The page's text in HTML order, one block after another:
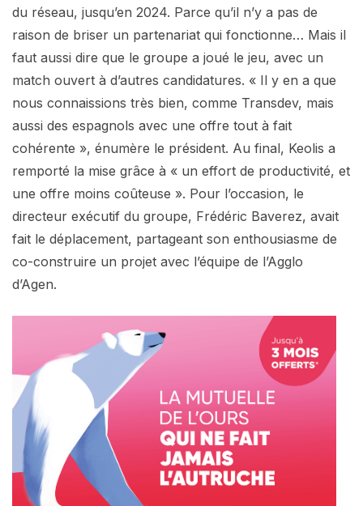
du réseau, jusqu’en 2024. Parce qu’il n’y a pas de
raison de briser un partenariat qui fonctionne… Mais il
faut aussi dire que le groupe a joué le jeu, avec un
match ouvert à d’autres candidatures. « Il y en a que
nous connaissions très bien, comme Transdev, mais
aussi des espagnols avec une offre tout à fait
cohérente », énumère le président. Au final, Keolis a
remporté la mise grâce à « un effort de productivité, et
une offre moins coûteuse ». Pour l’occasion, le
directeur exécutif du groupe, Frédéric Baverez, avait
fait le déplacement, partageant son enthousiasme de
co-construire un projet avec l’équipe de l’Agglo
d’Agen.